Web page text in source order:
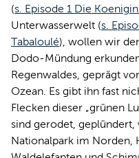
(s. Episode 1 Die
Unterwasserwelt (s.
Tabaloulé), wollen wir
Dodo-Mündung
Regenwaldes, geprägt
Ozean. Es gibt ihn fast
Flecken dieser „grünen
sind gerodet,
Nationalpark im Norden,